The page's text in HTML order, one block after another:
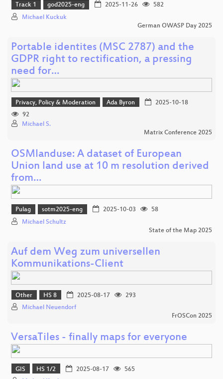
Track 1 god2025-eng 2025-11-26
582
Michael Kuckuk
German OWASP Day 2025
Portable identites (MSC 2787) and the
GDPR right to rectification, a pressing
need for…
Privacy, Policy & Moderation Ada Byron
2025-10-18
92
Michael S.
Matrix Conference 2025
OSMlanduse: A dataset of European
Union land use at 10 m resolution derived
from…
Pulag sotm2025-eng 2025-10-03
58
Michael Schultz
State of the Map 2025
Auf dem Weg zum universellen
Kommunikations-Client
Other HS 8 2025-08-17
293
Michael Neuendorf
FrOSCon 2025
VersaTiles - finally maps for everyone
GIS HS 1/2 2025-08-17
565